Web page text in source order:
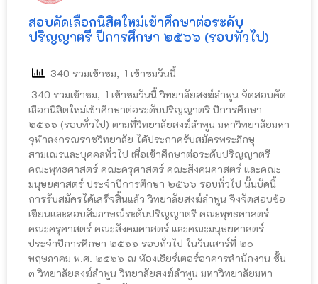
สอบคัดเลือกนิสิตใหม่เข้าศึกษาต่อระดับ
ปริญญาตรี ปีการศึกษา ๒๕๖๖ (รอบทั่วไป)
340 รวมเข้าชม, 1 เข้าชมวันนี้
340 รวมเข้าชม, 1 เข้าชมวันนี้ วิทยาลัยสงฆ์ลำพูน จัดสอบคัด
เลือกนิสิตใหม่เข้าศึกษาต่อระดับปริญญาตรี ปีการศึกษา
๒๕๖๖ (รอบทั่วไป) ตามที่วิทยาลัยสงฆ์ลำพูน มหาวิทยาลัยมหา
จุฬาลงกรณราชวิทยาลัย ได้ประกาศรับสมัครพระภิกษุ
สามเณรและบุคคลทั่วไป เพื่อเข้าศึกษาต่อระดับปริญญาตรี
คณะพุทธศาสตร์ คณะครุศาสตร์ คณะสังคมศาสตร์ และคณะ
มนุษยศาสตร์ ประจำปีการศึกษา ๒๕๖๖ รอบทั่วไป นั้นบัดนี้
การรับสมัครได้เสร็จสิ้นแล้ว วิทยาลัยสงฆ์ลำพูน จึงจัดสอบข้อ
เขียนและสอบสัมภาษณ์ระดับปริญญาตรี คณะพุทธศาสตร์
คณะครุศาสตร์ คณะสังคมศาสตร์ และคณะมนุษยศาสตร์
ประจำปีการศึกษา ๒๕๖๖ รอบทั่วไป ในวันเสาร์ที่ ๒๐
พฤษภาคม พ.ศ. ๒๕๖๖ ณ ห้องเธียร์เตอร์อาคารสำนักงาน ชั้น
๓ วิทยาลัยสงฆ์ลำพูน วิทยาลัยสงฆ์ลำพูน มหาวิทยาลัยมหา